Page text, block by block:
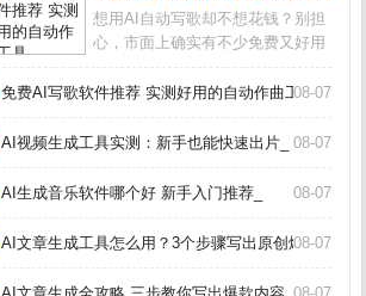
想用AI自动写歌却不想花钱？别担
心，市面上确实有不少免费又好用
这些软件能帮你快速完成一首完整
聊哪些真正值得下载。哪些AI写歌
免费AI写歌软件推荐 实测好用的自动作曲工具_
08-07
AI视频生成工具实测：新手也能快速出片_ 08-07
AI生成音乐软件哪个好 新手入门推荐_ 08-07
AI文章生成工具怎么用？3个步骤写出原创爆款_
08-07